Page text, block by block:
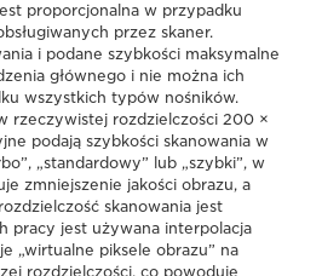
proporcjonalna w przypadku
przez skaner.
i podane szybkości maksymalne
głównego i nie można ich
wszystkich typów nośników.
rzeczywistej rozdzielczości 200 ×
podają szybkości skanowania w
„standardowy” lub „szybki”, w
zmniejszenie jakości obrazu, a
skanowania jest
pracy jest używana interpolacja
„wirtualne piksele obrazu” na
rozdzielczości, co powoduje